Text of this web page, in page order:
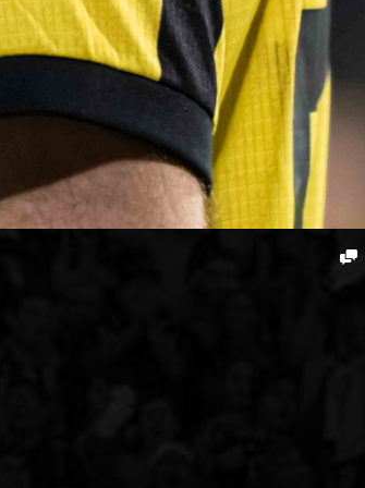
TRIBUNA
PYD RADIO
PEÑAS
ENCUESTAS
EDITORIALES